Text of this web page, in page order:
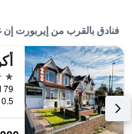
فنادق بالقرب من إيربورت إن
4 نجوم
0.5 كيلومتر عن وسط المدينة